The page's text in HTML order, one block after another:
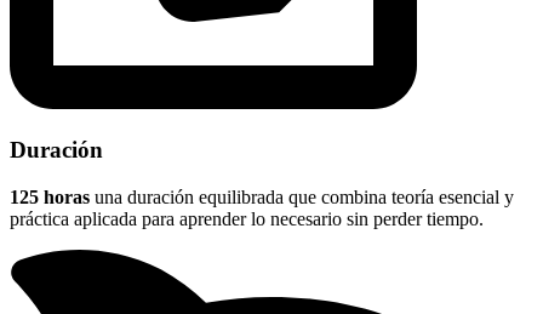
Duración
125 horas una duración equilibrada que combina teoría esencial y
práctica aplicada para aprender lo necesario sin perder tiempo.